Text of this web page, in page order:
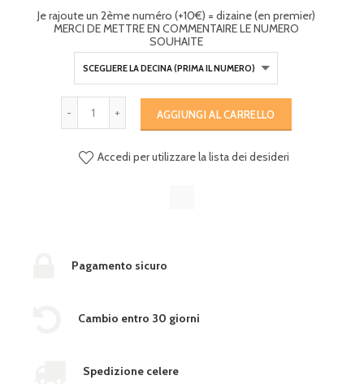
Je rajoute un 2ème numéro (+10€) = dizaine (en premier)
MERCI DE METTRE EN COMMENTAIRE LE NUMERO
SOUHAITE
AGGIUNGI AL CARRELLO
Accedi per utilizzare la lista dei desideri
Pagamento sicuro
Cambio entro 30 giorni
Spedizione celere